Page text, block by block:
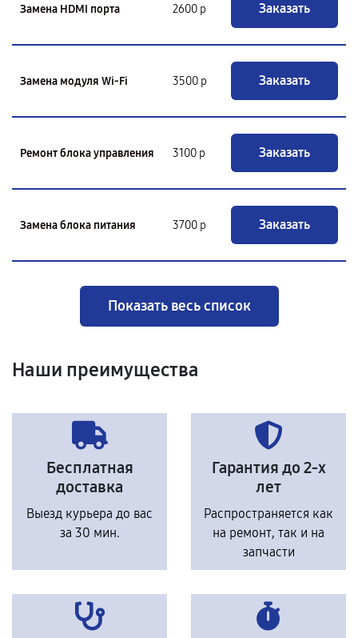
Замена HDMI порта 2600 р Заказать
Замена модуля Wi-Fi 3500 р Заказать
Ремонт блока управления 3100 р Заказать
Замена блока питания 3700 р Заказать
Показать весь список
Наши преимущества
Бесплатная
доставка
Выезд курьера до вас
за 30 мин.
Гарантия до 2-х
лет
Распространяется как
на ремонт, так и на
запчасти